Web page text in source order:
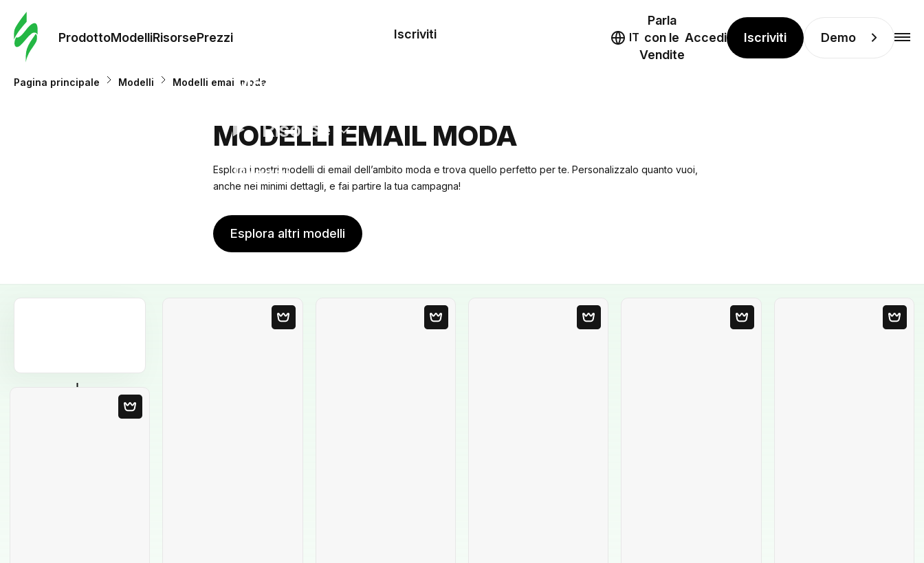
ProdottoModelliRisorsePrezzi
Modelli
Risorse
Prezzi
Iscriviti IT
Parla
con le
Vendite
Accedi Iscriviti Demo
Pagina principale Modelli Modelli email moda
MODELLI EMAIL MODA
Esplora i nostri modelli di email dell’ambito moda e trova quello perfetto per te. Personalizzalo quanto vuoi,
anche nei minimi dettagli, e fai partire la tua campagna!
Esplora altri modelli